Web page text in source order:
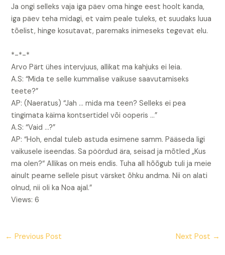
Ja ongi selleks vaja iga päev oma hinge eest hoolt kanda,
iga päev teha midagi, et vaim peale tuleks, et suudaks luua
tõelist, hinge kosutavat, paremaks inimeseks tegevat elu.
*-*-*
Arvo Pärt ühes intervjuus, allikat ma kahjuks ei leia.
A.S: “Mida te selle kummalise vaikuse saavutamiseks
teete?”
AP: (Naeratus) “Jah … mida ma teen? Selleks ei pea
tingimata käima kontsertidel või ooperis …”
A.S: “Vaid …?”
AP: “Hoh, endal tuleb astuda esimene samm. Pääseda ligi
vaikusele iseendas. Sa pöördud ära, seisad ja mõtled „Kus
ma olen?“ Allikas on meis endis. Tuha all hõõgub tuli ja meie
ainult peame sellele pisut värsket õhku andma. Nii on alati
olnud, nii oli ka Noa ajal.”
Views: 6
← Previous Post Next Post →